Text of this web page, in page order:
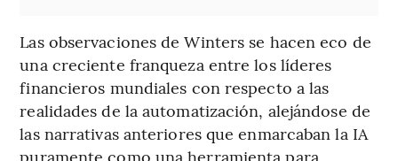
Las observaciones de Winters se hacen eco de
una creciente franqueza entre los líderes
financieros mundiales con respecto a las
realidades de la automatización, alejándose de
las narrativas anteriores que enmarcaban la IA
puramente como una herramienta para